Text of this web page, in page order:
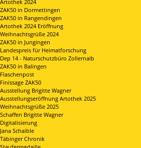
Artothek 2024
ZAK50 in Dormettingen
ZAK50 in Rangendingen
Artothek 2024 Eröffnung
Weihnachtsgrüße 2024
ZAK50 in Jungingen
Landespreis für Heimatforschung
Dep 14 - Naturschutzbüro Zollernalb
ZAK50 in Balingen
Flaschenpost
Finissage ZAK50
Ausstellung Brigitte Wagner
Ausstellungseröffnung Artothek 2025
Weihnachtsgrüße 2025
Schaffen Brigitte Wagner
Digitalisierung
Jana Schaible
Täbinger Chronik